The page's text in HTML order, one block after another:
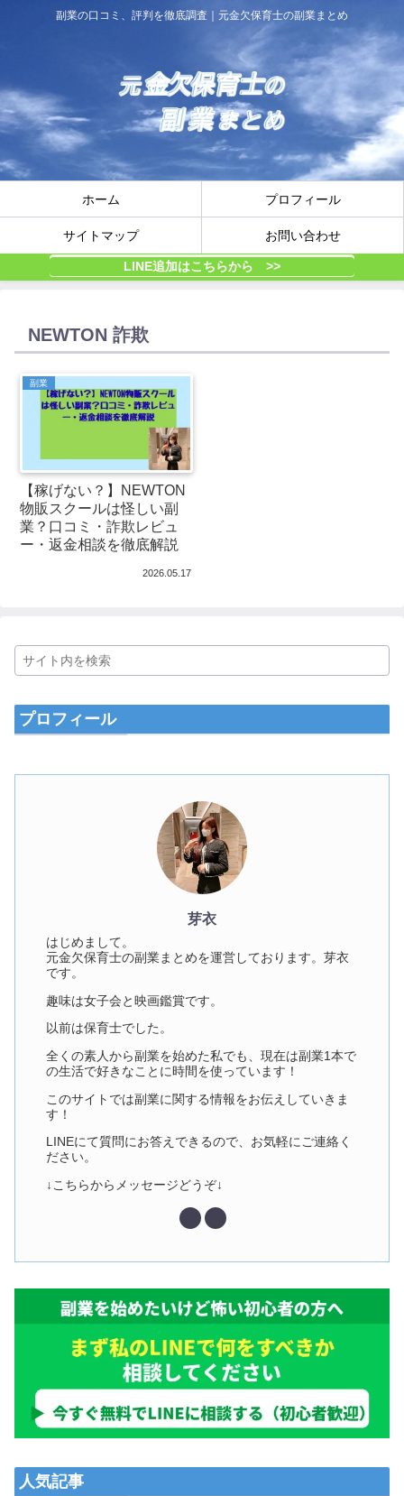
副業の口コミ、評判を徹底調査｜元金欠保育士の副業まとめ
ホーム プロフィール
サイトマップ お問い合わせ
LINE追加はこちらから >>
NEWTON 詐欺
副業
【稼げない？】NEWTON
物販スクールは怪しい副
業？口コミ・詐欺レビュ
ー・返金相談を徹底解説
2026.05.17
プロフィール
芽衣
はじめまして。
元金欠保育士の副業まとめを運営しております。芽衣
です。
趣味は女子会と映画鑑賞です。
以前は保育士でした。
全くの素人から副業を始めた私でも、現在は副業1本で
の生活で好きなことに時間を使っています！
このサイトでは副業に関する情報をお伝えしていきま
す！
LINEにて質問にお答えできるので、お気軽にご連絡く
ださい。
↓こちらからメッセージどうぞ↓
人気記事